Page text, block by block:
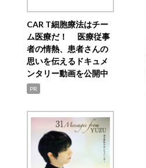
CAR T細胞療法はチー
ム医療だ！ 医療従事
者の情熱、患者さんの
思いを伝えるドキュメ
ンタリー動画を公開中
PR